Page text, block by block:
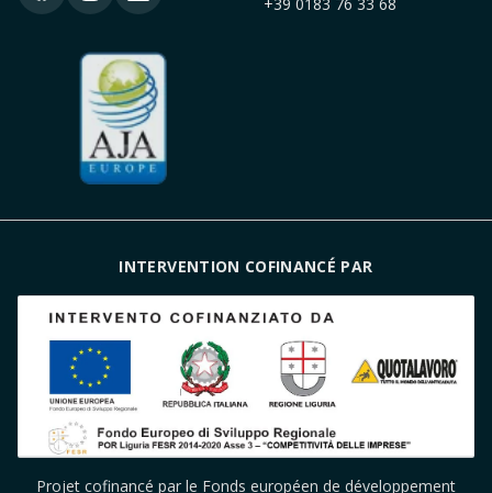
INTERVENTION COFINANCÉ PAR
Projet cofinancé par le Fonds européen de développement